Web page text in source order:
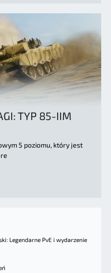
TYP 85-IIM
5 poziomu, który jest
Legendarne PvE i wydarzenie